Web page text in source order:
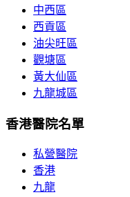
中西區
西貢區
油尖旺區
觀塘區
黃大仙區
九龍城區
香港醫院名單
私營醫院
香港
九龍